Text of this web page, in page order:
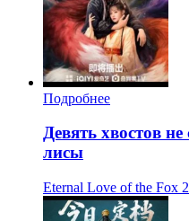
Подробнее
Девять хвостов
лисы
Eternal Love of the Fox